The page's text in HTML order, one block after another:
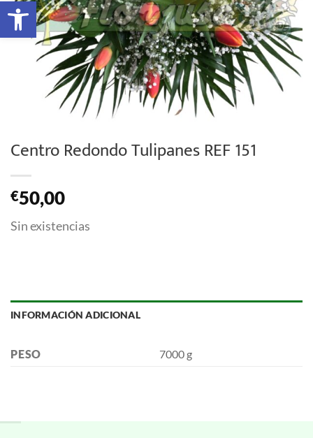
Centro Redondo Tulipanes REF 151
€50,00
Sin existencias
INFORMACIÓN ADICIONAL
PESO 7000 g
Abrir barra de herramientas